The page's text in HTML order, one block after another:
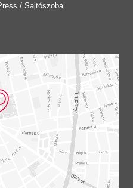
/ Sajtószoba